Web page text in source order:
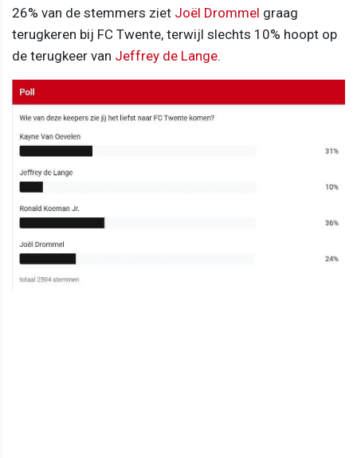
26% van de stemmers ziet Joël Drommel graag
terugkeren bij FC Twente, terwijl slechts 10% hoopt op
de terugkeer van Jeffrey de Lange.